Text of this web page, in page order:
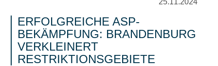
25.11.2024
ERFOLGREICHE ASP-
BEKÄMPFUNG: BRANDENBURG
VERKLEINERT
RESTRIKTIONSGEBIETE